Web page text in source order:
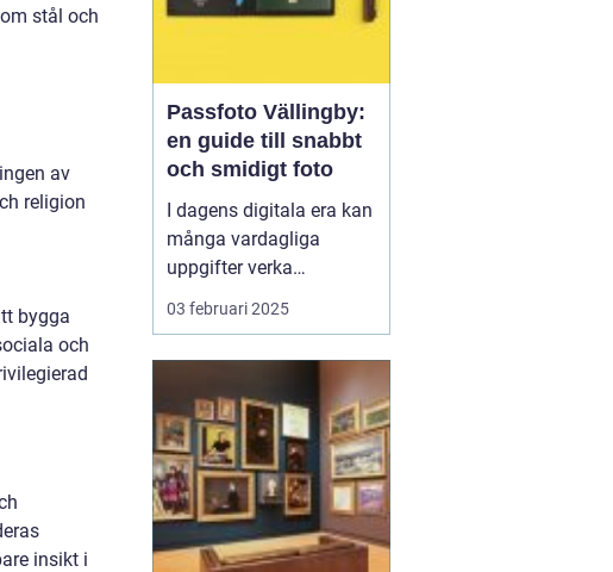
stål och
av
religion
bygga
och
insikt i
Passfoto Vällingby:
en guide till snabbt
och smidigt foto
I dagens digitala era kan
många vardagliga
uppgifter verka
överväldigande. Att
men oroa dig inte, det
behö...
03 februari 2025